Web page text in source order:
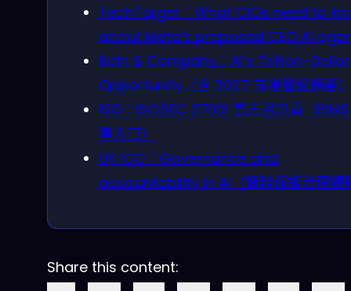
TechTarget：What CIOs need to
about Meta’s proposed CEO AI
Bain & Company：AI’s Trillion-Dollar
Opportunity（含 2027 市場量級摘要）
ISO：ISO/IEC 27001 官方資訊頁（
準入口）
UK ICO：Governance and
accountability in AI（資料保護治理觀
Share this content: